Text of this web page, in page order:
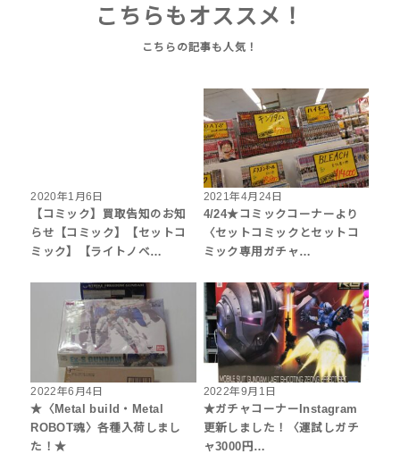
こちらもオススメ！
2020年1月6日
【コミック】買取告知のお知
らせ【コミック】【セットコ
ミック】【ライトノベ…
2021年4月24日
4/24★コミックコーナーより
〈セットコミックとセットコ
ミック専用ガチャ…
2022年6月4日
★〈Metal build・Metal
ROBOT魂〉各種入荷しまし
た！★
2022年9月1日
★ガチャコーナーInstagram
更新しました！〈運試しガチ
ャ3000円…